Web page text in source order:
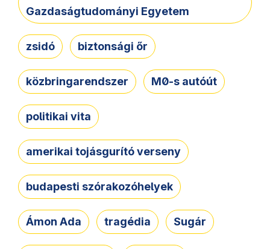
Gazdaságtudományi Egyetem
zsidó biztonsági őr
közbringarendszer M0-s autóút
politikai vita
amerikai tojásgurító verseny
budapesti szórakozóhelyek
Ámon Ada tragédia Sugár